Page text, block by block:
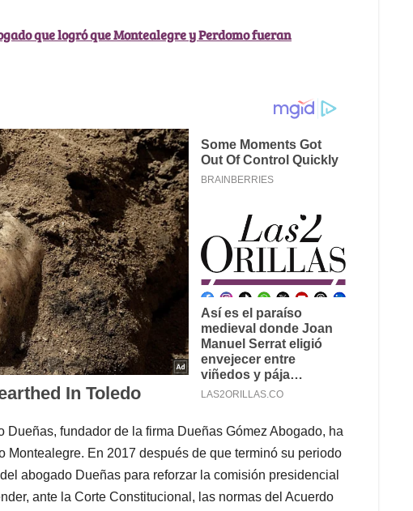
que logró que Montealegre y Perdomo fueran
Dueñas, fundador de la firma Dueñas Gómez Abogado, ha
Montealegre. En 2017 después de que terminó su periodo
abogado Dueñas para reforzar la comisión presidencial
ante la Corte Constitucional, las normas del Acuerdo